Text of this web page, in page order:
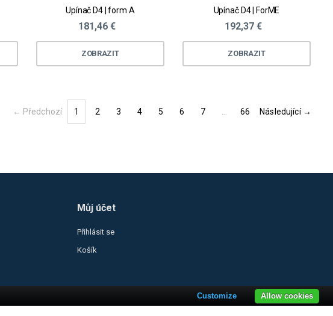
Upínač D4 | form A
181,46 €
ZOBRAZIT
Upínač D4 | ForME
192,37 €
ZOBRAZIT
← Předchozí 1(current)
2 3 4 5 6 7 66 Následující →
Můj účet
Přihlásit se
Košík
Allow cookies
Customize